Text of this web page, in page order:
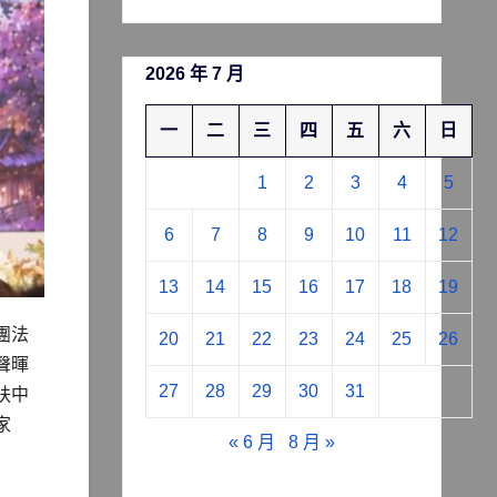
法
暉
中
2026 年 7 月
一 二 三 四 五 六 日
1 2 3 4 5
6 7 8 9 10 11 12
13 14 15 16 17 18 19
20 21 22 23 24 25 26
27 28 29 30 31
« 6 月 8 月 »